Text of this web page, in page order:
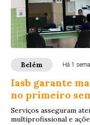
Belém Há 1
Iasb garante
no primeiro
Serviços asseguram
multiprofissional e